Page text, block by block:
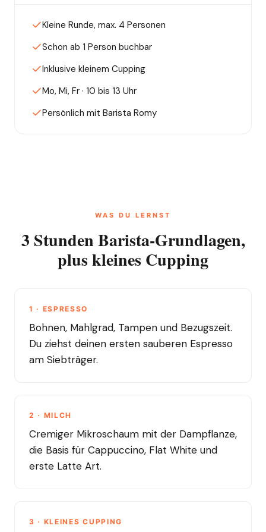
Kleine Runde, max. 4 Personen
Schon ab 1 Person buchbar
Inklusive kleinem Cupping
Mo, Mi, Fr · 10 bis 13 Uhr
Persönlich mit Barista Romy
WAS DU LERNST
3 Stunden Barista-Grundlagen,
plus kleines Cupping
1 · ESPRESSO
Bohnen, Mahlgrad, Tampen und Bezugszeit.
Du ziehst deinen ersten sauberen Espresso
am Siebträger.
2 · MILCH
Cremiger Mikroschaum mit der Dampflanze,
die Basis für Cappuccino, Flat White und
erste Latte Art.
3 · KLEINES CUPPING